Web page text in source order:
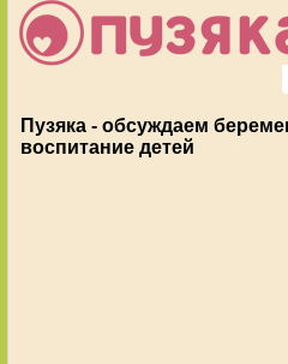
Пузяка - обсуждаем
воспитание детей